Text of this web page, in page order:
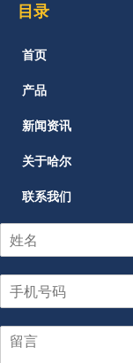
目录
首页
产品
新闻资讯
关于哈尔
联系我们